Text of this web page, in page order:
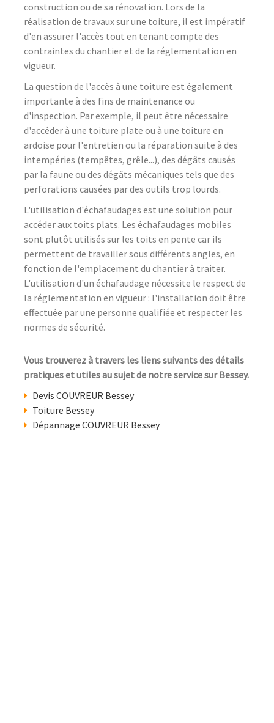
construction ou de sa rénovation. Lors de la
réalisation de travaux sur une toiture, il est impératif
d'en assurer l'accès tout en tenant compte des
contraintes du chantier et de la réglementation en
vigueur.
La question de l'accès à une toiture est également
importante à des fins de maintenance ou
d'inspection. Par exemple, il peut être nécessaire
d'accéder à une toiture plate ou à une toiture en
ardoise pour l'entretien ou la réparation suite à des
intempéries (tempêtes, grêle...), des dégâts causés
par la faune ou des dégâts mécaniques tels que des
perforations causées par des outils trop lourds.
L'utilisation d'échafaudages est une solution pour
accéder aux toits plats. Les échafaudages mobiles
sont plutôt utilisés sur les toits en pente car ils
permettent de travailler sous différents angles, en
fonction de l'emplacement du chantier à traiter.
L'utilisation d'un échafaudage nécessite le respect de
la réglementation en vigueur : l'installation doit être
effectuée par une personne qualifiée et respecter les
normes de sécurité.
Vous trouverez à travers les liens suivants des détails
pratiques et utiles au sujet de notre service sur Bessey.
Devis COUVREUR Bessey
Toiture Bessey
Dépannage COUVREUR Bessey